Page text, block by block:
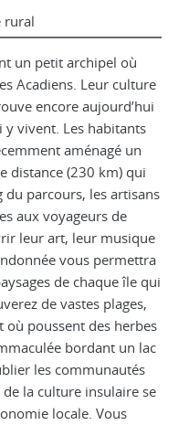
rural
un petit archipel où
Acadiens. Leur culture
encore aujourd’hui
vivent. Les habitants
aménagé un
distance (230 km) qui
du parcours, les artisans
aux voyageurs de
leur art, leur musique
vous permettra
de chaque île qui
de vastes plages,
où poussent des herbes
bordant un lac
les communautés
de la culture insulaire se
locale. Vous